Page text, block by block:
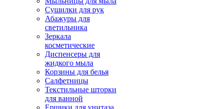
Сушилки для рук
Абажуры для
светильника
Зеркала
косметические
Диспенсеры для
жидкого мыла
Корзины для белья
Салфетницы
Текстильные шторки
для ванной
Ершики для унитаза